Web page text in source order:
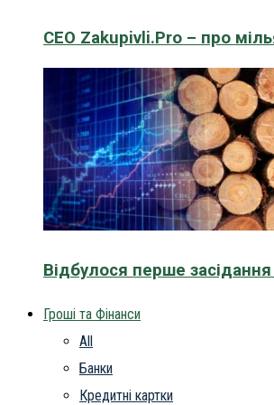
CEO Zakupivli.Pro – про
Відбулося перше
Гроші та Фінанси
All
Банки
Кредитні картки